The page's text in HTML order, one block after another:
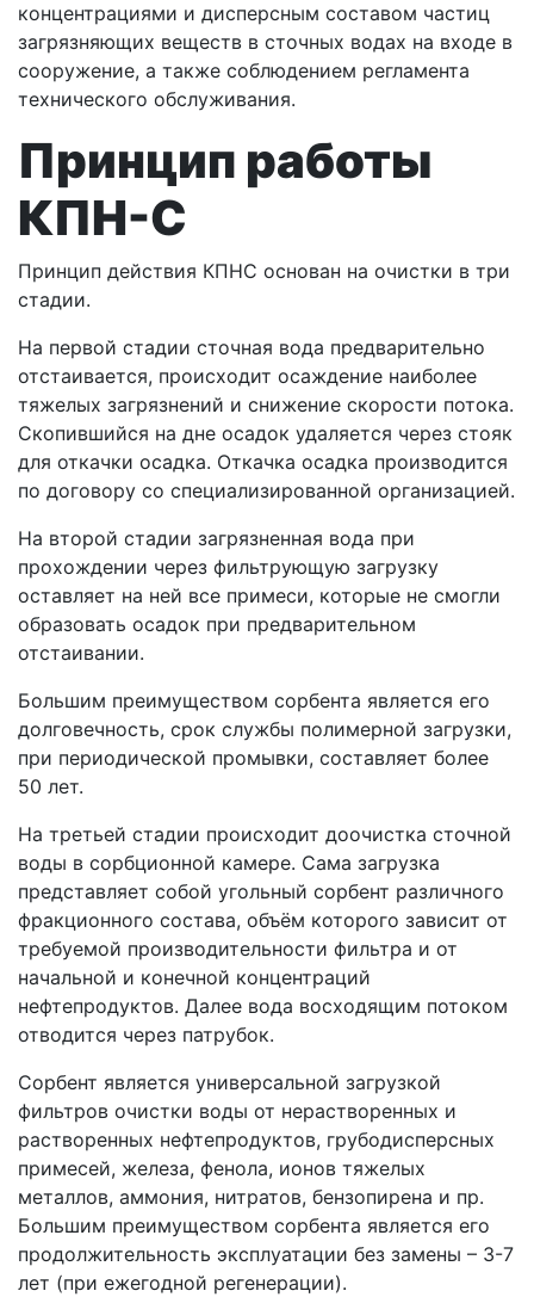
концентрациями и дисперсным составом частиц
загрязняющих веществ в сточных водах на входе в
сооружение, а также соблюдением регламента
технического обслуживания.
Принцип работы
КПН-С
Принцип действия КПНС основан на очистки в три
стадии.
На первой стадии сточная вода предварительно
отстаивается, происходит осаждение наиболее
тяжелых загрязнений и снижение скорости потока.
Скопившийся на дне осадок удаляется через стояк
для откачки осадка. Откачка осадка производится
по договору со специализированной организацией.
На второй стадии загрязненная вода при
прохождении через фильтрующую загрузку
оставляет на ней все примеси, которые не смогли
образовать осадок при предварительном
отстаивании.
Большим преимуществом сорбента является его
долговечность, срок службы полимерной загрузки,
при периодической промывки, составляет более
50 лет.
На третьей стадии происходит доочистка сточной
воды в сорбционной камере. Сама загрузка
представляет собой угольный сорбент различного
фракционного состава, объём которого зависит от
требуемой производительности фильтра и от
начальной и конечной концентраций
нефтепродуктов. Далее вода восходящим потоком
отводится через патрубок.
Сорбент является универсальной загрузкой
фильтров очистки воды от нерастворенных и
растворенных нефтепродуктов, грубодисперсных
примесей, железа, фенола, ионов тяжелых
металлов, аммония, нитратов, бензопирена и пр.
Большим преимуществом сорбента является его
продолжительность эксплуатации без замены – 3-7
лет (при ежегодной регенерации).